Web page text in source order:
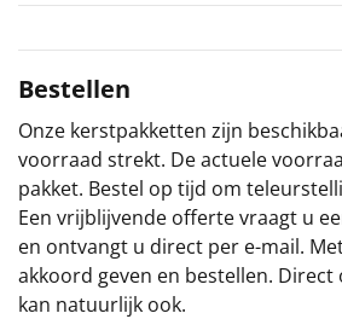
Sinterklaaspakketten
Kerstgeschenken 2026
Relatiegeschenken
Cadeaubon
Bestellen
Onze kerstpakketten zijn
voorraad strekt. De actuele
pakket. Bestel op tijd om
Een vrijblijvende offerte vraagt u
en ontvangt u direct per e-mail.
akkoord geven en bestellen. Direct
kan natuurlijk ook.